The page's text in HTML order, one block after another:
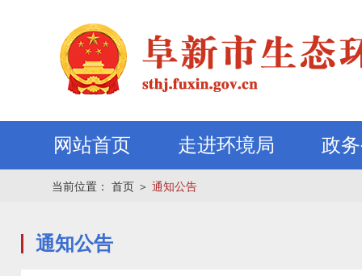
网站首页 走进环境局 政
当前位置： 首页 ＞ 通知公告
通知公告